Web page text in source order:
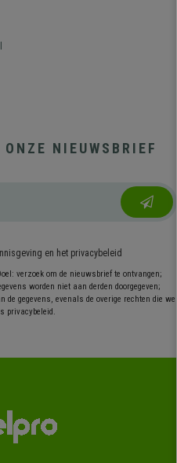
NIEUWSBRIEF
en het privacybeleid
verzoek om de nieuwsbrief te ontvangen;
worden niet aan derden doorgegeven;
gegevens, evenals de overige rechten die we
privacybeleid.